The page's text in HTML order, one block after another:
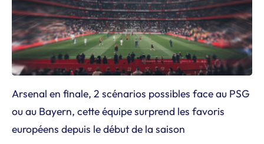
Arsenal en finale, 2 scénarios possibles face au PSG
ou au Bayern, cette équipe surprend les favoris
européens depuis le début de la saison